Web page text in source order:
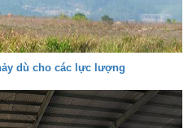
dù cho các lực lượng